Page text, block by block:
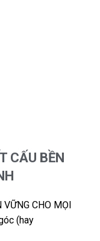
CẤU BỀN
VỮNG CHO MỌI
(hay